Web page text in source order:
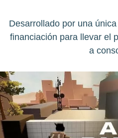
Desarrollado por una
financiación para llevar el
a